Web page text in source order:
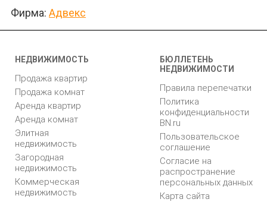
Фирма: Адвекс
НЕДВИЖИМОСТЬ
Продажа квартир
Продажа комнат
Аренда квартир
Аренда комнат
Элитная
недвижимость
Загородная
недвижимость
Коммерческая
недвижимость
БЮЛЛЕТЕНЬ
НЕДВИЖИМОСТИ
Правила перепечатки
Политика
конфиденциальности
BN.ru
Пользовательское
соглашение
Согласие на
распространение
персональных данных
Карта сайта